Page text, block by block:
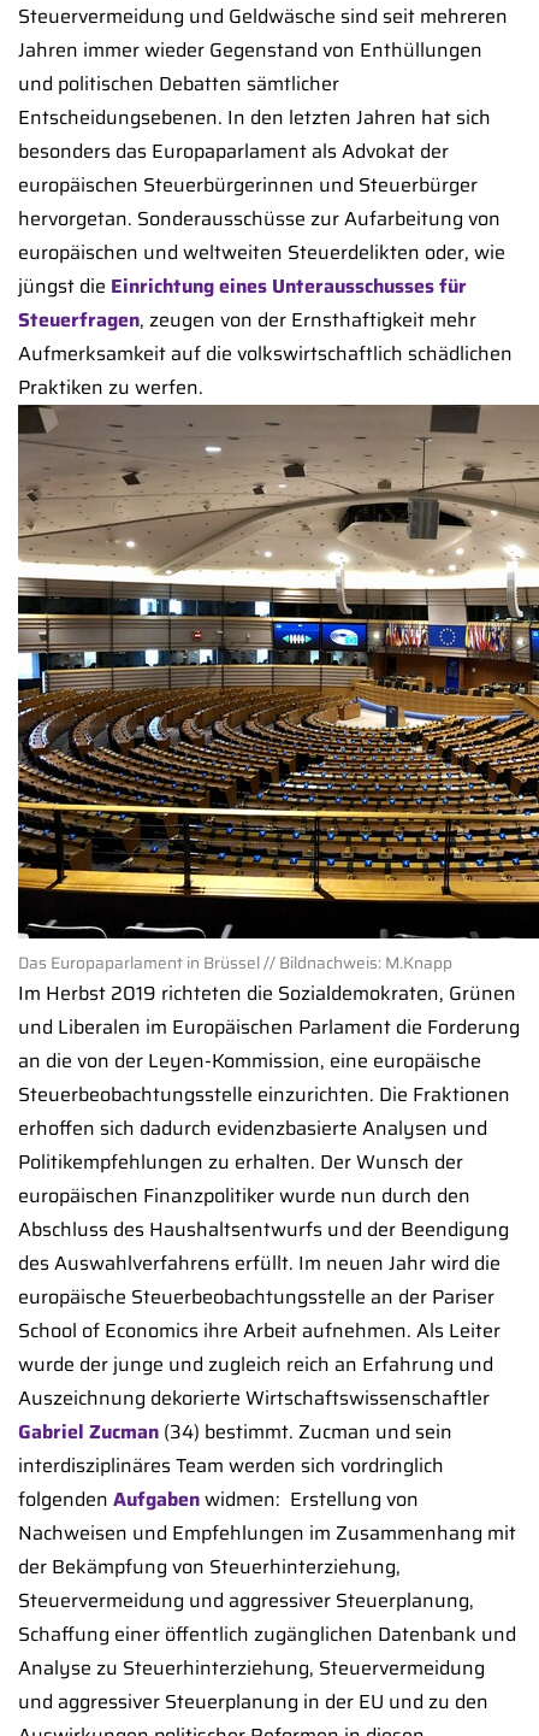
Steuervermeidung und Geldwäsche sind seit mehreren
Jahren immer wieder Gegenstand von Enthüllungen
und politischen Debatten sämtlicher
Entscheidungsebenen. In den letzten Jahren hat sich
besonders das Europaparlament als Advokat der
europäischen Steuerbürgerinnen und Steuerbürger
hervorgetan. Sonderausschüsse zur Aufarbeitung von
europäischen und weltweiten Steuerdelikten oder, wie
jüngst die Einrichtung eines Unterausschusses für
Steuerfragen, zeugen von der Ernsthaftigkeit mehr
Aufmerksamkeit auf die volkswirtschaftlich schädlichen
Praktiken zu werfen.
Das Europaparlament in Brüssel // Bildnachweis: M.Knapp
Im Herbst 2019 richteten die Sozialdemokraten, Grünen
und Liberalen im Europäischen Parlament die Forderung
an die von der Leyen-Kommission, eine europäische
Steuerbeobachtungsstelle einzurichten. Die Fraktionen
erhoffen sich dadurch evidenzbasierte Analysen und
Politikempfehlungen zu erhalten. Der Wunsch der
europäischen Finanzpolitiker wurde nun durch den
Abschluss des Haushaltsentwurfs und der Beendigung
des Auswahlverfahrens erfüllt. Im neuen Jahr wird die
europäische Steuerbeobachtungsstelle an der Pariser
School of Economics ihre Arbeit aufnehmen. Als Leiter
wurde der junge und zugleich reich an Erfahrung und
Auszeichnung dekorierte Wirtschaftswissenschaftler
Gabriel Zucman (34) bestimmt. Zucman und sein
interdisziplinäres Team werden sich vordringlich
folgenden Aufgabenwidmen:  Erstellung von
Nachweisen und Empfehlungen im Zusammenhang mit
der Bekämpfung von Steuerhinterziehung,
Steuervermeidung und aggressiver Steuerplanung, 
Schaffung einer öffentlich zugänglichen Datenbank und
Analyse zu Steuerhinterziehung, Steuervermeidung
und aggressiver Steuerplanung in der EU und zu den